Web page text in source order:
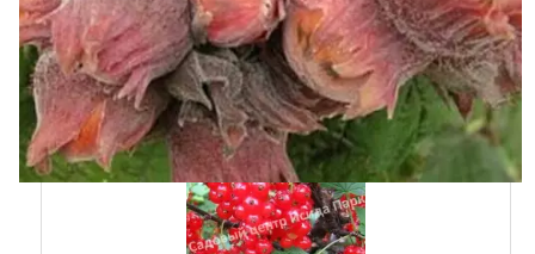
Красная смородина Альфа